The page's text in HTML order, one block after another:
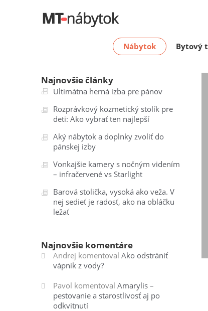
Nábytok Bytový
Najnovšie články
Ultimátna herná izba pre pánov
Rozprávkový kozmetický stolík pre
deti: Ako vybrať ten najlepší
Aký nábytok a doplnky zvoliť do
pánskej izby
Vonkajšie kamery s nočným videním
– infračervené vs Starlight
Barová stolička, vysoká ako veža. V
nej sedieť je radosť, ako na obláčku
ležať
Najnovšie komentáre
Andrej komentoval Ako odstrániť
vápnik z vody?
Pavol komentoval Amarylis –
pestovanie a starostlivosť aj po
odkvitnutí